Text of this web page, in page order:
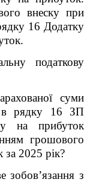
внеску при
16 Додатку
податкову
суми
в рядку 16 ЗП
на прибуток
грошового
за 2025 рік?
зобов’язання з